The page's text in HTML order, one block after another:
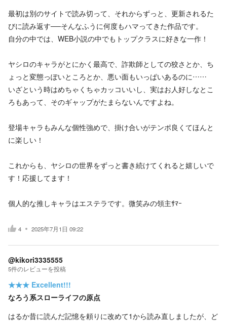
最初は別のサイトで読み切って、それからずっと、更新されるた
びに読み返す──そんなふうに何度もハマってきた作品です。
自分の中では、WEB小説の中でもトップクラスに好きな一作！
ヤシロのキャラがとにかく最高で、詐欺師としての狡さとか、ち
ょっと変態っぽいところとか、悪い面もいっぱいあるのに……
いざという時はめちゃくちゃカッコいいし、実はお人好しなとこ
ろもあって、そのギャップがたまらないんですよね。
登場キャラもみんな個性強めで、掛け合いがテンポ良くてほんと
に楽しい！
これからも、ヤシロの世界をずっと書き続けてくれると嬉しいで
す！応援してます！
個人的な推しキャラはエステラです。微笑みの領主ｻﾏｰ
4 2025年7月1日 09:22
@kikori3335555
5件のレビューを投稿
★★★ Excellent!!!
なろう系スローライフの原点
はるか昔に読んだ記憶を頼りに改めて1から読み直しましたが、ど